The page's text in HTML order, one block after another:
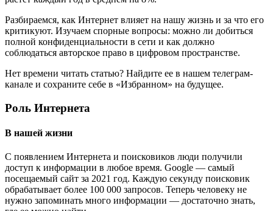
Разбираемся, как Интернет влияет на нашу жизнь и за что его
критикуют. Изучаем спорные вопросы: можно ли добиться
полной конфиденциальности в сети и как должно
соблюдаться авторское право в цифровом пространстве.
Нет времени читать статью? Найдите ее в нашем телеграм-
канале и сохраните себе в «Избранном» на будущее.
Роль Интернета
В нашей жизни
С появлением Интернета и поисковиков люди получили
доступ к информации в любое время. Google — самый
посещаемый сайт за 2021 год. Каждую секунду поисковик
обрабатывает более 100 000 запросов. Теперь человеку не
нужно запоминать много информации — достаточно знать,